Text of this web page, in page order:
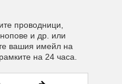
проводници,
и др. или
вашия имейл на
на 24 часа.